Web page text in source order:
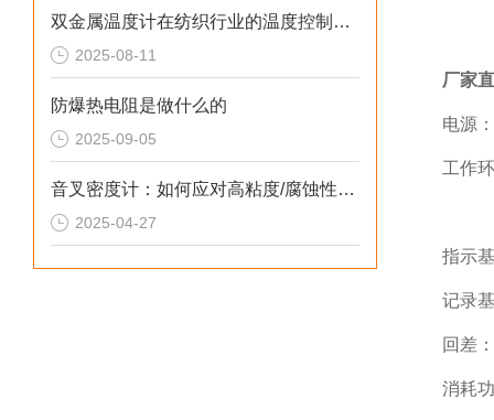
双金属温度计在纺织行业的温度控制与节能应用
2025-08-11
防爆热电阻是做什么的
2025-09-05
音叉密度计：如何应对高粘度/腐蚀性介质的测量挑战
2025-04-27
厂家
电源
工作
指示
记录
回差
消耗